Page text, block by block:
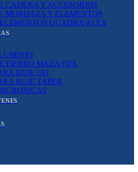
CADENA Y ACCESORIOS
MORDAZA Y ELEMENTOS
QUADRA-FLEX
FIERRO MAZA FIJA
BUJE QD
BUJE TAPER